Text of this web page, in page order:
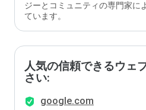
ジーとコミュニティの専門家に
ています。
人気の信頼できるウェ
さい:
google.com